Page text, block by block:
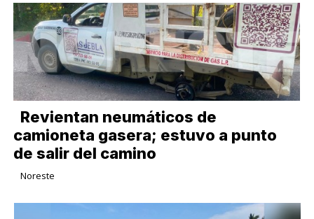
Revientan neumáticos de
camioneta gasera; estuvo a punto
de salir del camino
Noreste